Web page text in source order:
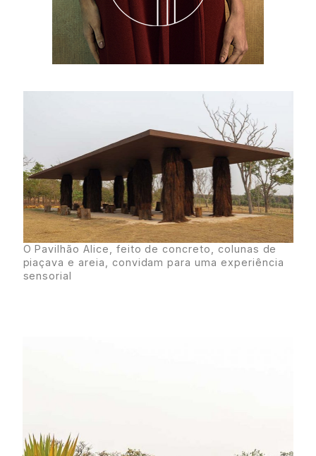
O Pavilhão Alice, feito de concreto, colunas de
piaçava e areia, convidam para uma experiência
sensorial